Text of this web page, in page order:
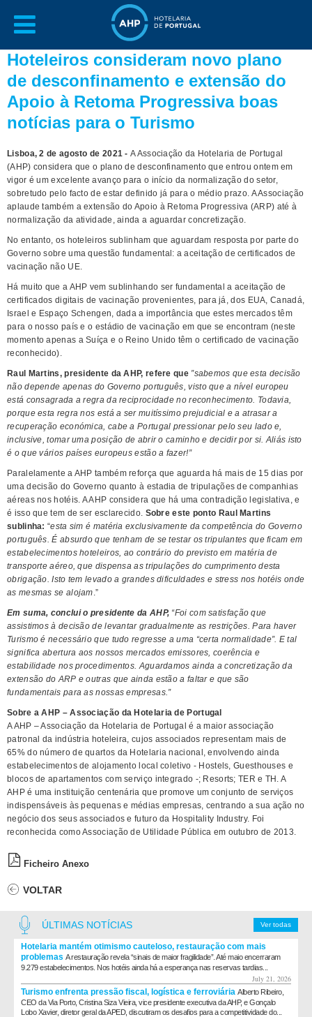
Hoteleiros consideram novo plano
de desconfinamento e extensão do
Apoio à Retoma Progressiva boas
notícias para o Turismo
Lisboa, 2 de agosto de 2021 - A Associação da Hotelaria de Portugal
(AHP) considera que o plano de desconfinamento que entrou ontem em
vigor é um excelente avanço para o início da normalização do setor,
sobretudo pelo facto de estar definido já para o médio prazo. A Associação
aplaude também a extensão do Apoio à Retoma Progressiva (ARP) até à
normalização da atividade, ainda a aguardar concretização.
No entanto, os hoteleiros sublinham que aguardam resposta por parte do
Governo sobre uma questão fundamental: a aceitação de certificados de
vacinação não UE.
Há muito que a AHP vem sublinhando ser fundamental a aceitação de
certificados digitais de vacinação provenientes, para já, dos EUA, Canadá,
Israel e Espaço Schengen, dada a importância que estes mercados têm
para o nosso país e o estádio de vacinação em que se encontram (neste
momento apenas a Suíça e o Reino Unido têm o certificado de vacinação
reconhecido).
Raul Martins, presidente da AHP, refere que ”sabemos que esta decisão
não depende apenas do Governo português, visto que a nível europeu
está consagrada a regra da reciprocidade no reconhecimento. Todavia,
porque esta regra nos está a ser muitíssimo prejudicial e a atrasar a
recuperação económica, cabe a Portugal pressionar pelo seu lado e,
inclusive, tomar uma posição de abrir o caminho e decidir por si. Aliás isto
é o que vários países europeus estão a fazer!”
Paralelamente a AHP também reforça que aguarda há mais de 15 dias por
uma decisão do Governo quanto à estadia de tripulações de companhias
aéreas nos hotéis. A AHP considera que há uma contradição legislativa, e
é isso que tem de ser esclarecido. Sobre este ponto Raul Martins
sublinha: “esta sim é matéria exclusivamente da competência do Governo
português. É absurdo que tenham de se testar os tripulantes que ficam em
estabelecimentos hoteleiros, ao contrário do previsto em matéria de
transporte aéreo, que dispensa as tripulações do cumprimento desta
obrigação. Isto tem levado a grandes dificuldades e stress nos hotéis onde
as mesmas se alojam.”
Em suma, conclui o presidente da AHP, “Foi com satisfação que
assistimos à decisão de levantar gradualmente as restrições. Para haver
Turismo é necessário que tudo regresse a uma “certa normalidade”. E tal
significa abertura aos nossos mercados emissores, coerência e
estabilidade nos procedimentos. Aguardamos ainda a concretização da
extensão do ARP e outras que ainda estão a faltar e que são
fundamentais para as nossas empresas.”
Sobre a AHP – Associação da Hotelaria de Portugal
A AHP – Associação da Hotelaria de Portugal é a maior associação
patronal da indústria hoteleira, cujos associados representam mais de
65% do número de quartos da Hotelaria nacional, envolvendo ainda
estabelecimentos de alojamento local coletivo - Hostels, Guesthouses e
blocos de apartamentos com serviço integrado -; Resorts; TER e TH. A
AHP é uma instituição centenária que promove um conjunto de serviços
indispensáveis às pequenas e médias empresas, centrando a sua ação no
negócio dos seus associados e futuro da Hospitality Industry. Foi
reconhecida como Associação de Utilidade Pública em outubro de 2013.
Ficheiro Anexo
VOLTAR
Ver todas
ÚLTIMAS NOTÍCIAS
Hotelaria mantém otimismo cauteloso, restauração com mais
problemas A restauração revela “sinais de maior fragilidade”. Até maio encerraram
9.279 estabelecimentos. Nos hotéis ainda há a esperança nas reservas tardias...
July 21, 2026
Turismo enfrenta pressão fiscal, logística e ferroviária Alberto Ribeiro,
CEO da Via Porto, Cristina Siza Vieira, vice presidente executiva da AHP, e Gonçalo
Lobo Xavier, diretor geral da APED, discutiram os desafios para a competitividade do...